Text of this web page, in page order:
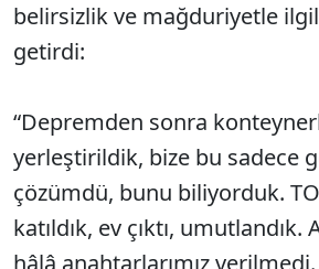
belirsizlik ve mağduriyetle
getirdi:
“Depremden sonra
yerleştirildik, bize bu sadece
çözümdü, bunu biliyorduk.
katıldık, ev çıktı,
hâlâ anahtarlarımız verilmedi.